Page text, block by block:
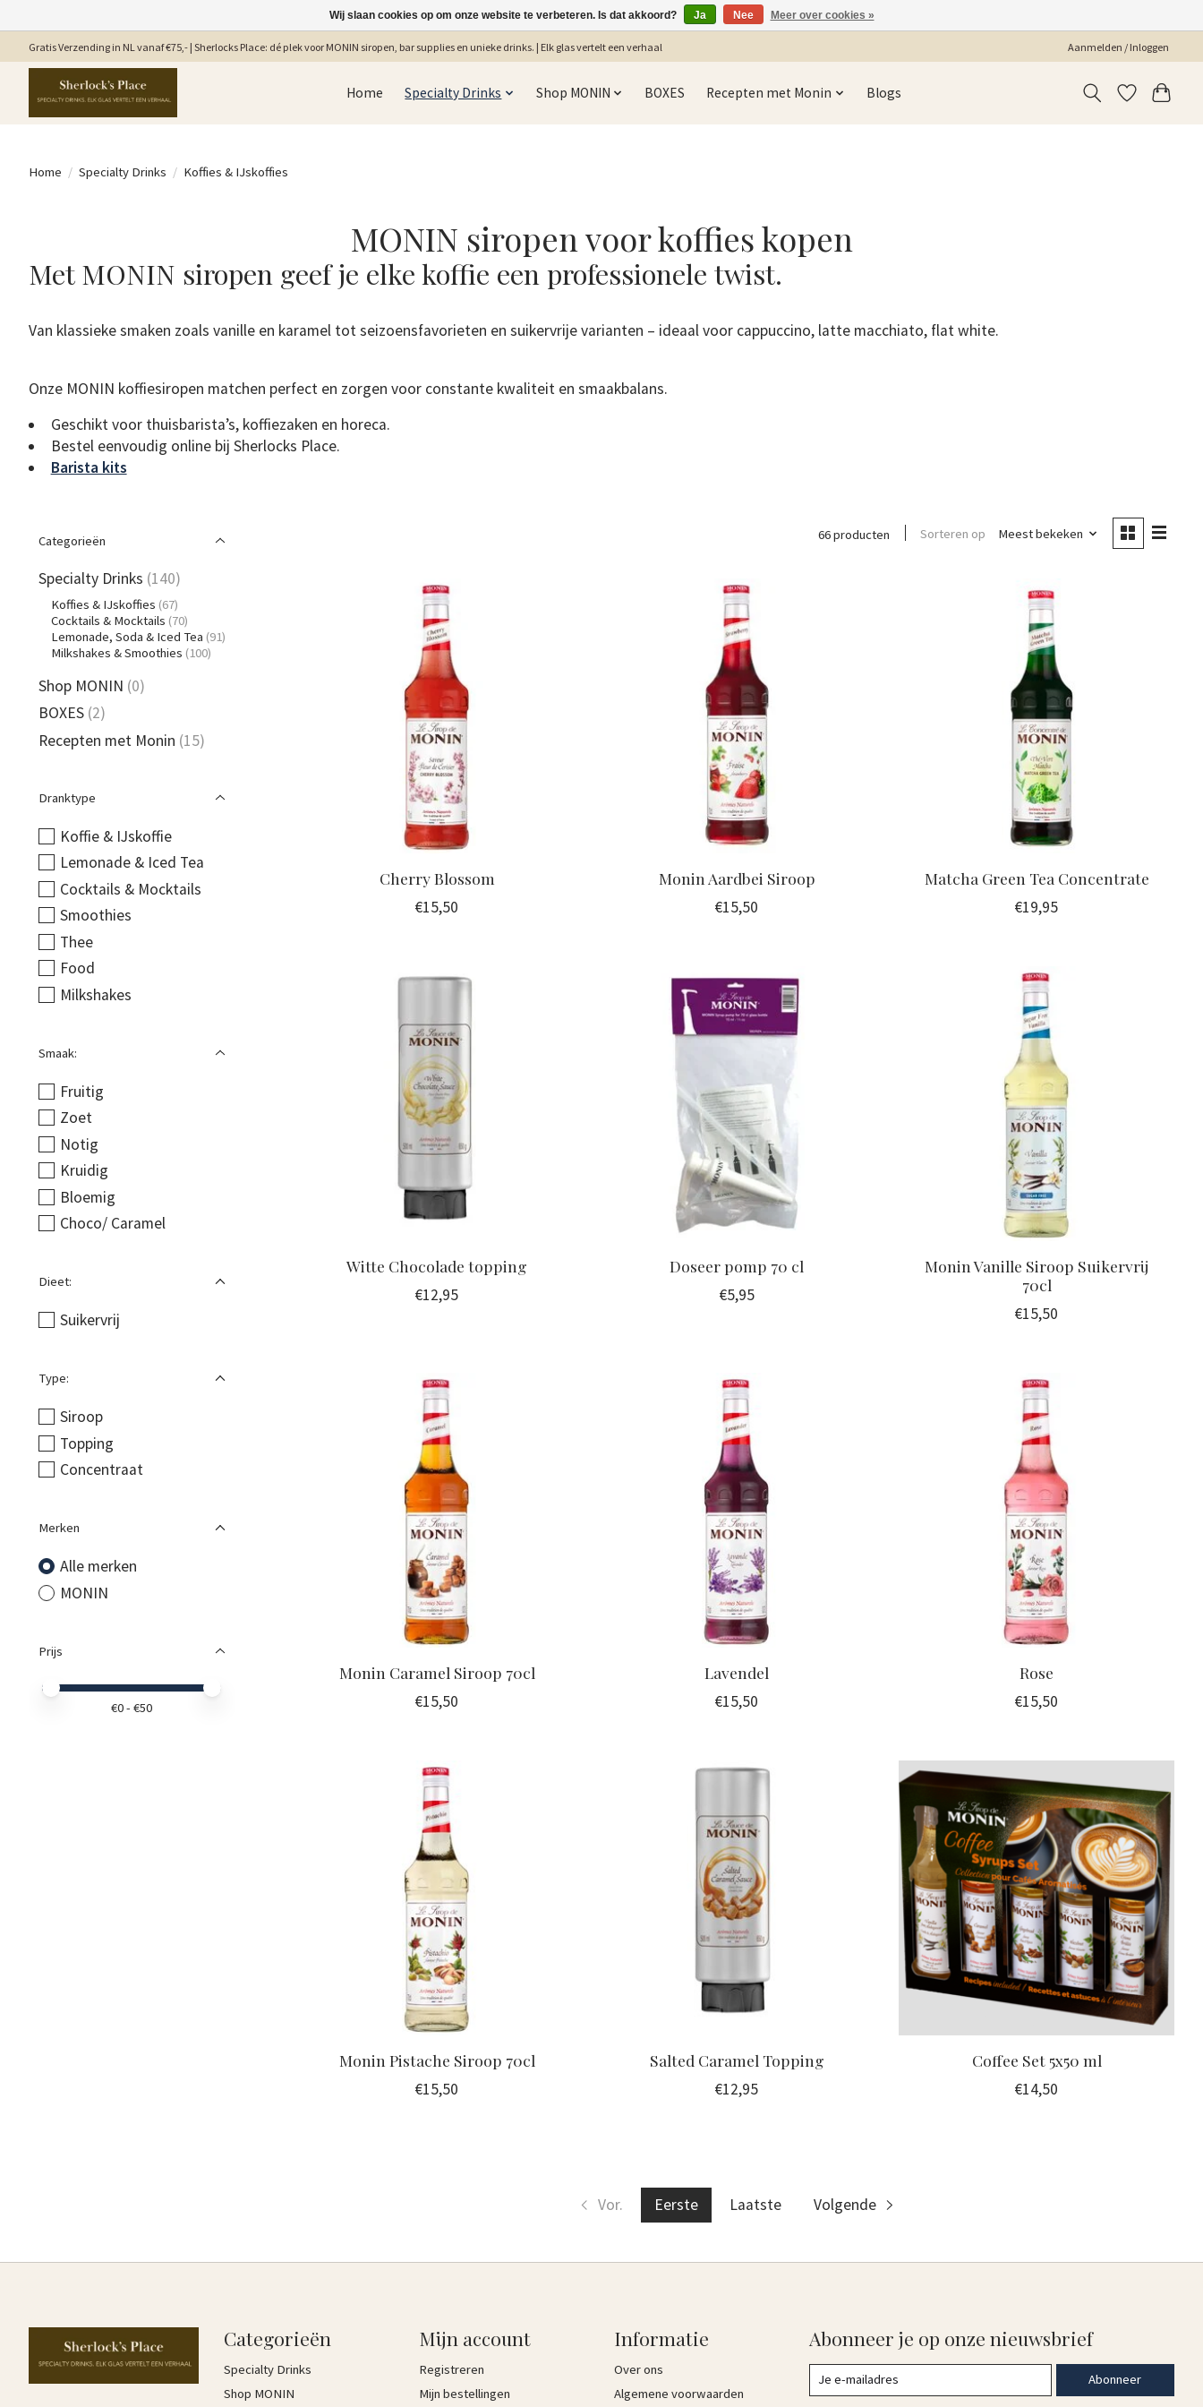
Gratis Verzending in NL vanaf €75,- | Sherlocks Place: dé plek voor MONIN siropen, bar supplies en unieke drinks. | Elk glas vertelt een verhaal Aanmelden / Inloggen
Home Specialty Drinks Shop MONIN BOXES Recepten met Monin Blogs
Home / Specialty Drinks / Koffies & IJskoffies
MONIN siropen voor koffies kopen
Met MONIN siropen geef je elke koffie een professionele twist.
Van klassieke smaken zoals vanille en karamel tot seizoensfavorieten en suikervrije varianten – ideaal voor cappuccino, latte macchiato, flat white.
Onze MONIN koffiesiropen matchen perfect en zorgen voor constante kwaliteit en smaakbalans.
Geschikt voor thuisbarista’s, koffiezaken en horeca.
Bestel eenvoudig online bij Sherlocks Place.
Barista kits
Categorieën
Specialty Drinks (140)
Koffies & IJskoffies (67)
Cocktails & Mocktails (70)
Lemonade, Soda & Iced Tea (91)
Milkshakes & Smoothies (100)
Shop MONIN (0)
BOXES (2)
Recepten met Monin (15)
Dranktype
Koffie & IJskoffie
Lemonade & Iced Tea
Cocktails & Mocktails
Smoothies
Thee
Food
Milkshakes
Smaak:
Fruitig
Zoet
Notig
Kruidig
Bloemig
Choco/ Caramel
Dieet:
Suikervrij
Type:
Siroop
Topping
Concentraat
Merken
Alle merken
MONIN
Prijs
Minimale prijswaarde
Price maximum value
€0- €50
66 producten Sorteren op Meest bekeken
Cherry Blossom
€15,50
Monin Aardbei Siroop
€15,50
Matcha Green Tea Concentrate
€19,95
Witte Chocolade topping
€12,95
Doseer pomp 70 cl
€5,95
Monin Vanille Siroop Suikervrij
70cl
€15,50
Monin Caramel Siroop 70cl
€15,50
Lavendel
€15,50
Rose
€15,50
Monin Pistache Siroop 70cl
€15,50
Salted Caramel Topping
€12,95
Coffee Set 5x50 ml
€14,50
Vor. Eerste Laatste Volgende
Categorieën
Specialty Drinks
Shop MONIN
Mijn account
Registreren
Mijn bestellingen
Informatie
Over ons
Algemene voorwaarden
Abonneer je op onze nieuwsbrief
Abonneer
Wij slaan cookies op om onze website te verbeteren. Is dat akkoord? Ja Nee Meer over cookies »